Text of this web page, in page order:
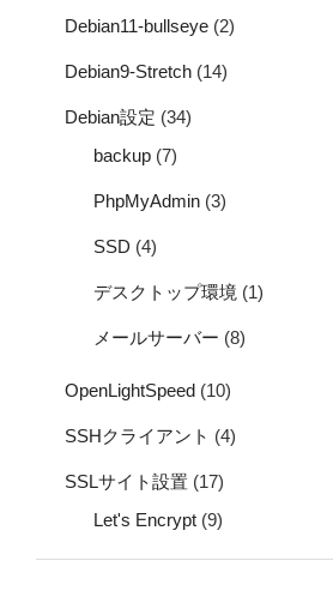
Debian11-bullseye (2)
Debian9-Stretch (14)
Debian設定 (34)
backup (7)
PhpMyAdmin (3)
SSD (4)
デスクトップ環境 (1)
メールサーバー (8)
OpenLightSpeed (10)
SSHクライアント (4)
SSLサイト設置 (17)
Let's Encrypt (9)